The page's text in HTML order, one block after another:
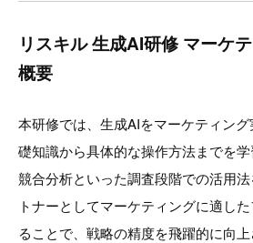
リスキル 生成AI研修 マーケ
概要
本研修では、生成AIをマーケティン
礎知識から具体的な操作方法までを
競合分析といった調査段階での活用
トナーとしてマーケティングに適し
ることで、戦略の精度を飛躍的に向上